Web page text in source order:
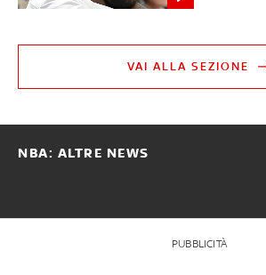
VAI ALLA SEZIONE
NBA: ALTRE NEWS
PUBBLICITÀ